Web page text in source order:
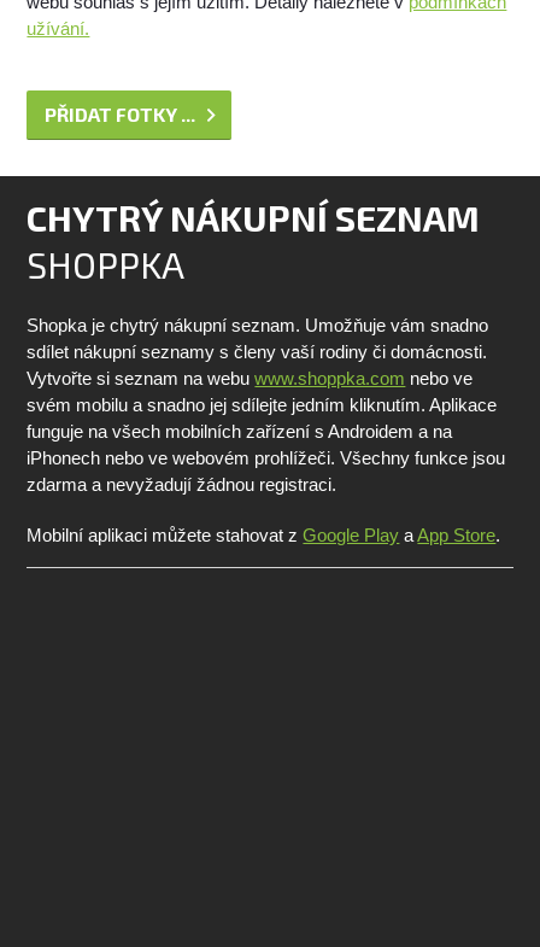
užívání.
PŘIDAT FOTKY ...
CHYTRÝ NÁKUPNÍ SEZNAM
SHOPPKA
Shopka je chytrý nákupní seznam. Umožňuje vám snadno
sdílet nákupní seznamy s členy vaší rodiny či domácnosti.
Vytvořte si seznam na webuwww.shoppka.com nebo ve
svém mobilu a snadno jej sdílejte jedním kliknutím. Aplikace
funguje na všech mobilních zařízení s Androidem a na
iPhonech nebo ve webovém prohlížeči. Všechny funkce jsou
zdarma a nevyžadují žádnou registraci.
Mobilní aplikaci můžete stahovat zGoogle Play aApp Store.